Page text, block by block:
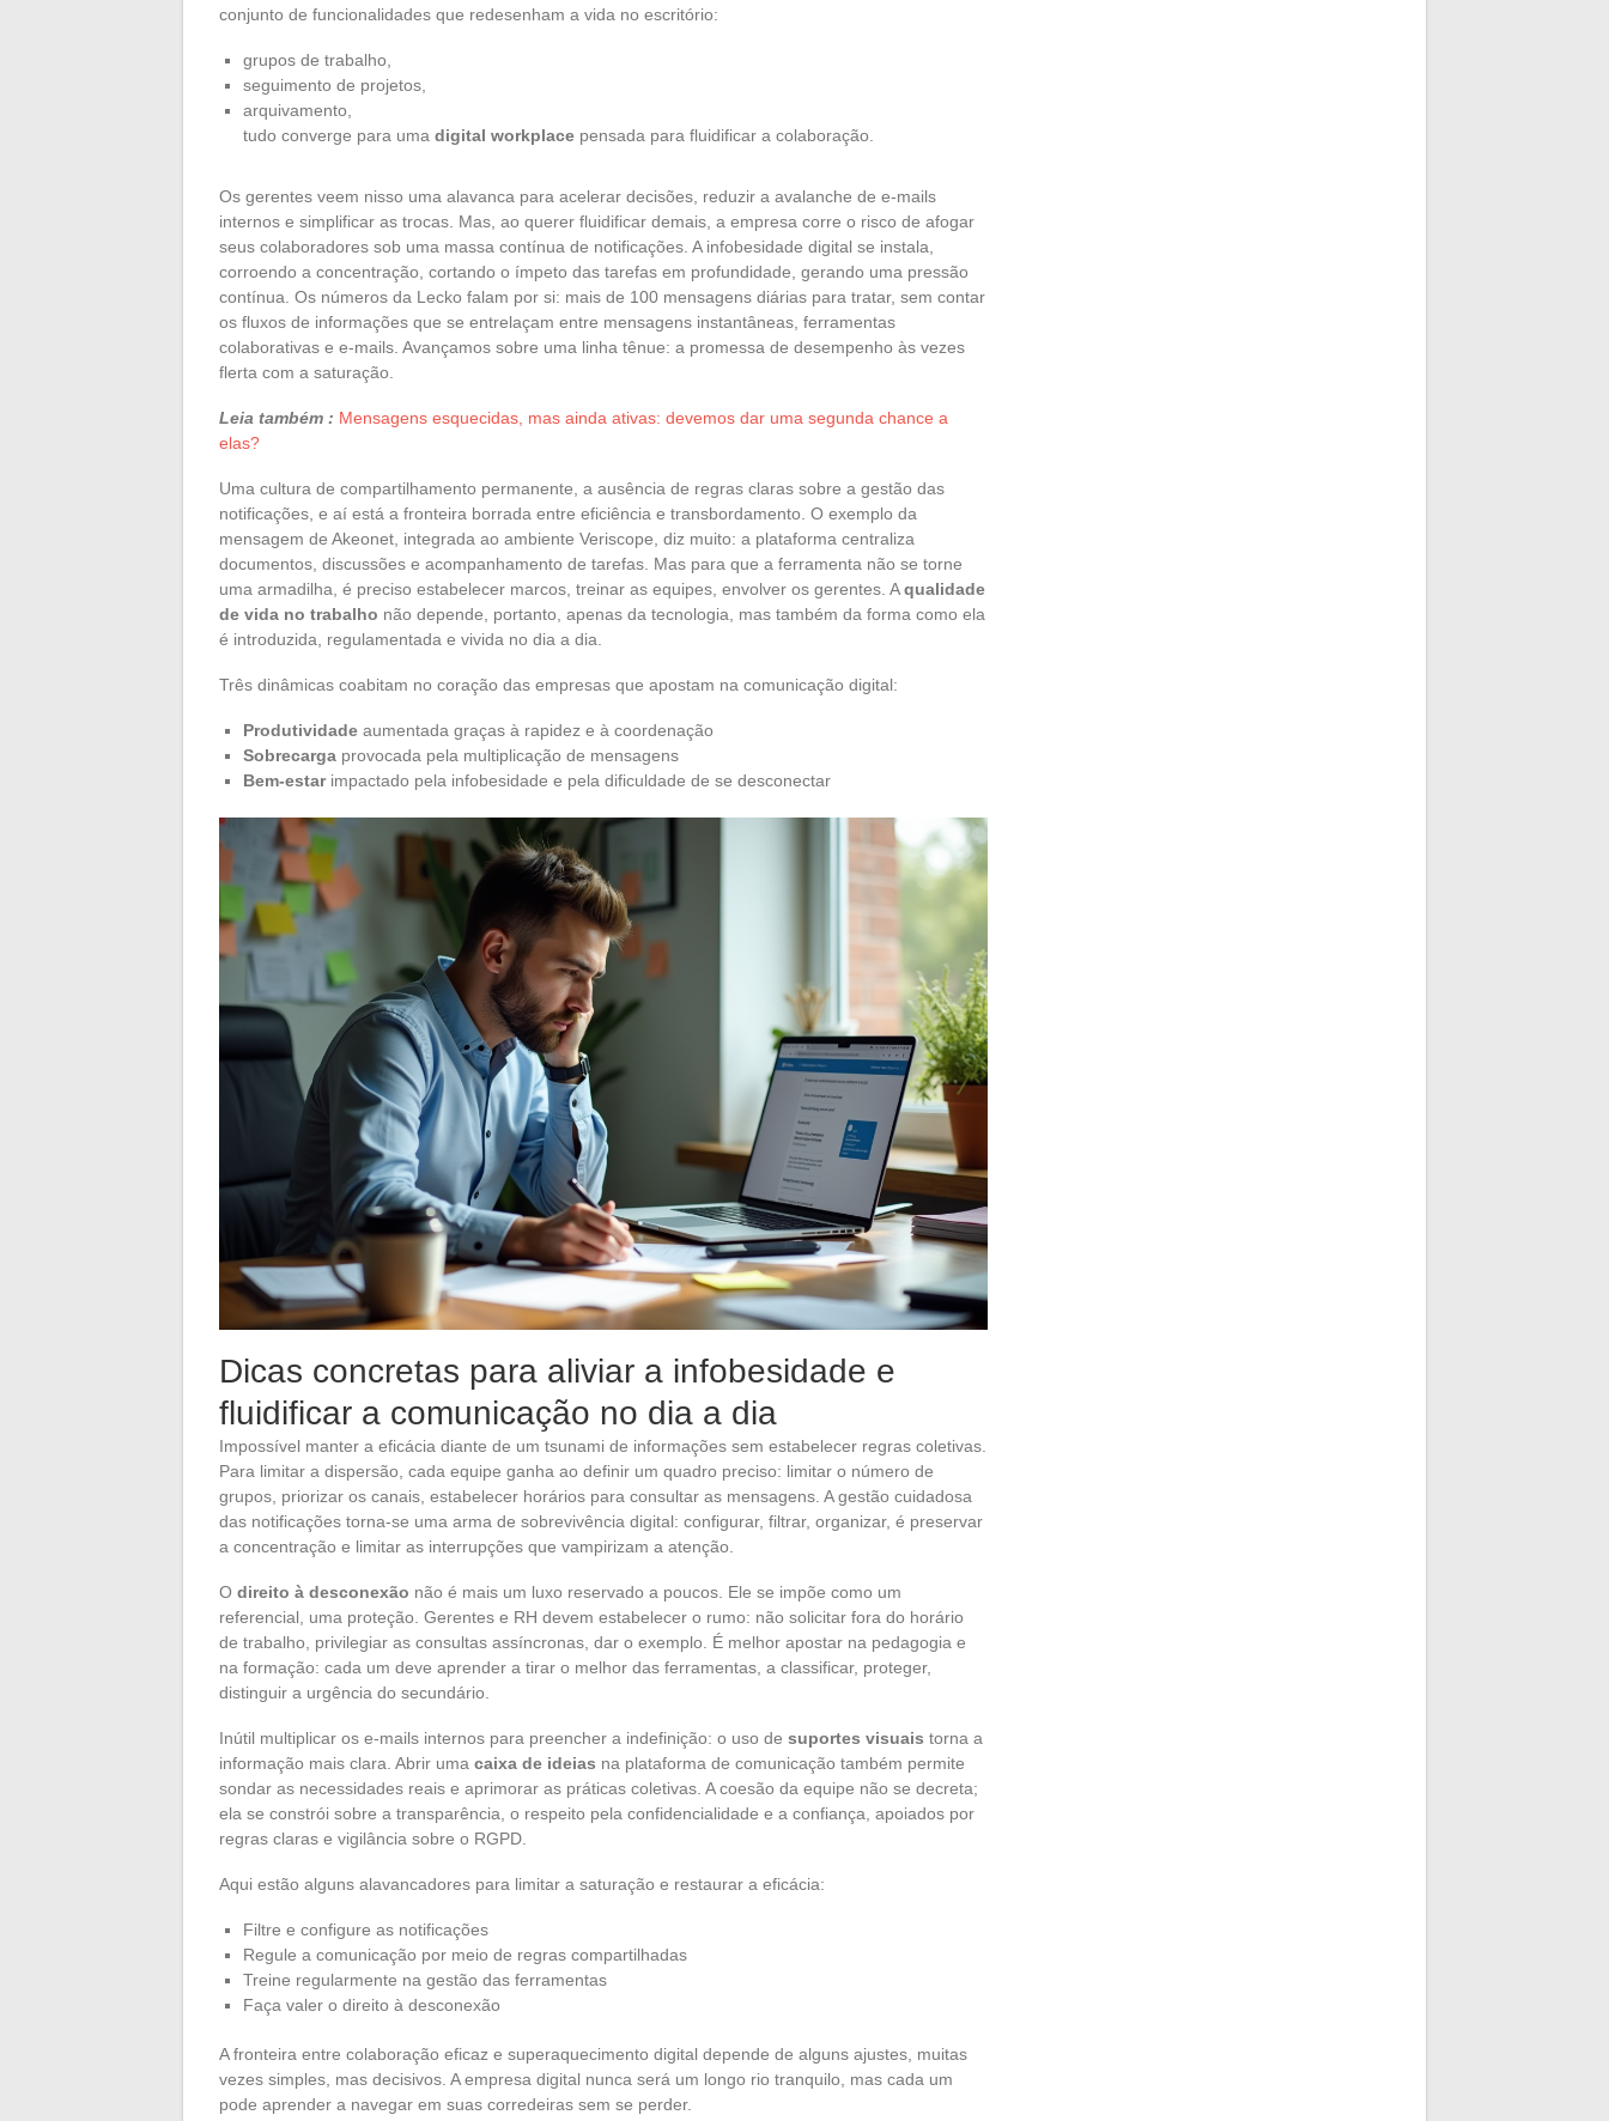
conjunto de funcionalidades que redesenham a vida no escritório:
grupos de trabalho,
seguimento de projetos,
arquivamento,
tudo converge para uma digital workplace pensada para fluidificar a colaboração.
Os gerentes veem nisso uma alavanca para acelerar decisões, reduzir a avalanche de e-mails
internos e simplificar as trocas. Mas, ao querer fluidificar demais, a empresa corre o risco de afogar
seus colaboradores sob uma massa contínua de notificações. A infobesidade digital se instala,
corroendo a concentração, cortando o ímpeto das tarefas em profundidade, gerando uma pressão
contínua. Os números da Lecko falam por si: mais de 100 mensagens diárias para tratar, sem contar
os fluxos de informações que se entrelaçam entre mensagens instantâneas, ferramentas
colaborativas e e-mails. Avançamos sobre uma linha tênue: a promessa de desempenho às vezes
flerta com a saturação.
Leia também : Mensagens esquecidas, mas ainda ativas: devemos dar uma segunda chance a
elas?
Uma cultura de compartilhamento permanente, a ausência de regras claras sobre a gestão das
notificações, e aí está a fronteira borrada entre eficiência e transbordamento. O exemplo da
mensagem de Akeonet, integrada ao ambiente Veriscope, diz muito: a plataforma centraliza
documentos, discussões e acompanhamento de tarefas. Mas para que a ferramenta não se torne
uma armadilha, é preciso estabelecer marcos, treinar as equipes, envolver os gerentes. Aqualidade
de vida no trabalho não depende, portanto, apenas da tecnologia, mas também da forma como ela
é introduzida, regulamentada e vivida no dia a dia.
Três dinâmicas coabitam no coração das empresas que apostam na comunicação digital:
Produtividade aumentada graças à rapidez e à coordenação
Sobrecarga provocada pela multiplicação de mensagens
Bem-estarimpactado pela infobesidade e pela dificuldade de se desconectar
Dicas concretas para aliviar a infobesidade e
fluidificar a comunicação no dia a dia
Impossível manter a eficácia diante de um tsunami de informações sem estabelecer regras coletivas.
Para limitar a dispersão, cada equipe ganha ao definir um quadro preciso: limitar o número de
grupos, priorizar os canais, estabelecer horários para consultar as mensagens. A gestão cuidadosa
das notificações torna-se uma arma de sobrevivência digital: configurar, filtrar, organizar, é preservar
a concentração e limitar as interrupções que vampirizam a atenção.
O direito à desconexão não é mais um luxo reservado a poucos. Ele se impõe como um
referencial, uma proteção. Gerentes e RH devem estabelecer o rumo: não solicitar fora do horário
de trabalho, privilegiar as consultas assíncronas, dar o exemplo. É melhor apostar na pedagogia e
na formação: cada um deve aprender a tirar o melhor das ferramentas, a classificar, proteger,
distinguir a urgência do secundário.
Inútil multiplicar os e-mails internos para preencher a indefinição: o uso de suportes visuais torna a
informação mais clara. Abrir uma caixa de ideias na plataforma de comunicação também permite
sondar as necessidades reais e aprimorar as práticas coletivas. A coesão da equipe não se decreta;
ela se constrói sobre a transparência, o respeito pela confidencialidade e a confiança, apoiados por
regras claras e vigilância sobre o RGPD.
Aqui estão alguns alavancadores para limitar a saturação e restaurar a eficácia:
Filtre e configure as notificações
Regule a comunicação por meio de regras compartilhadas
Treine regularmente na gestão das ferramentas
Faça valer o direito à desconexão
A fronteira entre colaboração eficaz e superaquecimento digital depende de alguns ajustes, muitas
vezes simples, mas decisivos. A empresa digital nunca será um longo rio tranquilo, mas cada um
pode aprender a navegar em suas corredeiras sem se perder.